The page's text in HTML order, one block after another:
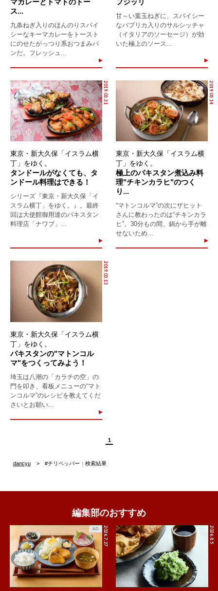
ス...
九条ねぎ入りのほんのりスパイ
シーなキーマカレーをトースト
にのせたがっつり系おつまみパ
ンだ。フレッシュ...
甘～い葉玉ねぎに、スパイシー
なパプリカ入りのサルシッチャ
（イタリアのソーセージ）が効
いた極上のソース...
2019.03.31
東京・新大久保「イスラム横
丁」をゆく。
タンドールがなくても、タ
ンドール料理はできる！
シリーズ『東京・新大久保「イ
スラム横丁」をゆく。』。最終
回は大使館御用達のパキスタン
料理店「ナワブ」...
2019.03.14
東京・新大久保「イスラム横
丁」をゆく。
極上のパキスタン煮込み料
理"チキンカラヒ"のつく
り...
“マトンコルマ”の次にザヒット
さんに教わったのは“チキンカラ
ヒ”。30分もの間、鍋から手が離
せないため...
2019.03.13
東京・新大久保「イスラム横
丁」をゆく。
パキスタンの"マトンコル
マ"をつくってみよう！
埼玉は八潮の「カラチの空」の
門を叩き、看板メニューの“マト
ンコルマ”のレシピを教えてくだ
さいとお願い...
1
dancyu #チリペッパー：検索結果
編集部のおすすめ
2026.7.27
AD 2026.8.5